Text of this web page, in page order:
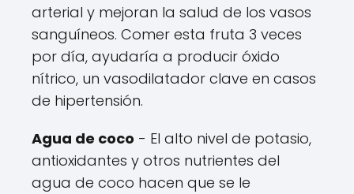
arterial y mejoran la salud de los vasos
sanguíneos. Comer esta fruta 3 veces
por día, ayudaría a producir óxido
nítrico, un vasodilatador clave en casos
de hipertensión.
Agua de coco - El alto nivel de potasio,
antioxidantes y otros nutrientes del
agua de coco hacen que se le